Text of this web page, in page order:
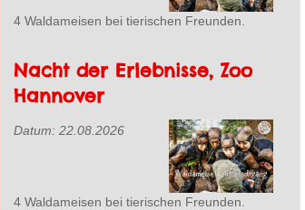
4 Waldameisen bei tierischen Freunden.
Nacht der Erlebnisse, Zoo
Hannover
Datum: 22.08.2026
4 Waldameisen bei tierischen Freunden.